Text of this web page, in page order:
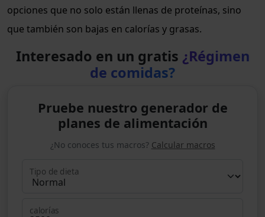
opciones que no solo están llenas de proteínas, sino
que también son bajas en calorías y grasas.
Interesado en un gratis ¿Régimen
de comidas?
Pruebe nuestro generador de
planes de alimentación
¿No conoces tus macros? Calcular macros
Tipo de dieta
calorías